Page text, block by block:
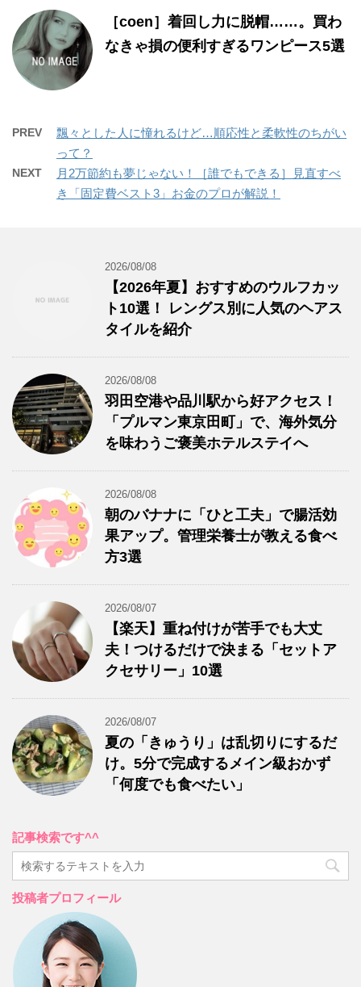
［coen］着回し力に脱帽……。買わ
なきゃ損の便利すぎるワンピース5選
PREV
飄々とした人に憧れるけど…順応性と柔軟性のちがい
って？
NEXT
月2万節約も夢じゃない！［誰でもできる］見直すべ
き「固定費ベスト3」お金のプロが解説！
2026/08/08
【2026年夏】おすすめのウルフカッ
ト10選！ レングス別に人気のヘアス
タイルを紹介
2026/08/08
羽田空港や品川駅から好アクセス！
「プルマン東京田町」で、海外気分
を味わうご褒美ホテルステイへ
2026/08/08
朝のバナナに「ひと工夫」で腸活効
果アップ。管理栄養士が教える食べ
方3選
2026/08/07
【楽天】重ね付けが苦手でも大丈
夫！つけるだけで決まる「セットア
クセサリー」10選
2026/08/07
夏の「きゅうり」は乱切りにするだ
け。5分で完成するメイン級おかず
「何度でも食べたい」
記事検索です^^
投稿者プロフィール